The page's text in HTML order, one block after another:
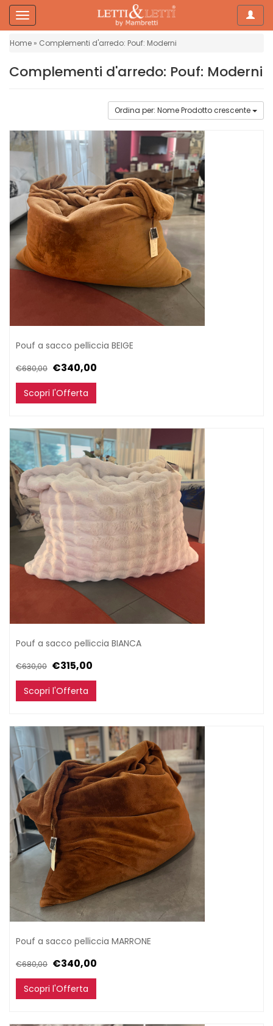
Materassi
Topper
Piumini
Biancheria
da
letto
Divani
Poltrone
d'arredo
Tessile
bagno
Tessile
tavola
Side
Navigation
Home Complementi d'arredo: Pouf: Moderni
Complementi d'arredo: Pouf: Moderni
Ordina per: Nome Prodotto crescente
Pouf a sacco pelliccia BEIGE
€680,00 €340,00
Scopri l'Offerta
Pouf a sacco pelliccia BIANCA
€630,00 €315,00
Scopri l'Offerta
Pouf a sacco pelliccia MARRONE
€680,00 €340,00
Scopri l'Offerta